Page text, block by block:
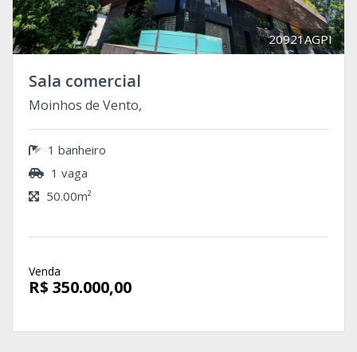
20921AGPI
Sala comercial
Moinhos de Vento,
1 banheiro
1 vaga
50.00m²
Venda
R$ 350.000,00